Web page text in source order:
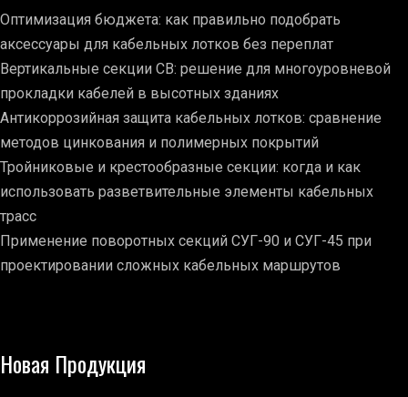
Оптимизация бюджета: как правильно подобрать
аксессуары для кабельных лотков без переплат
Вертикальные секции СВ: решение для многоуровневой
прокладки кабелей в высотных зданиях
Антикоррозийная защита кабельных лотков: сравнение
методов цинкования и полимерных покрытий
Тройниковые и крестообразные секции: когда и как
использовать разветвительные элементы кабельных
трасс
Применение поворотных секций СУГ-90 и СУГ-45 при
проектировании сложных кабельных маршрутов
Новая Продукция